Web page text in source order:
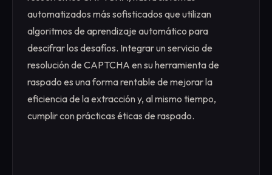
automatizados más sofisticados que utilizan
algoritmos de aprendizaje automático para
descifrar los desafíos. Integrar un servicio de
resolución de CAPTCHA en su herramienta de
raspado es una forma rentable de mejorar la
eficiencia de la extracción y, al mismo tiempo,
cumplir con prácticas éticas de raspado.